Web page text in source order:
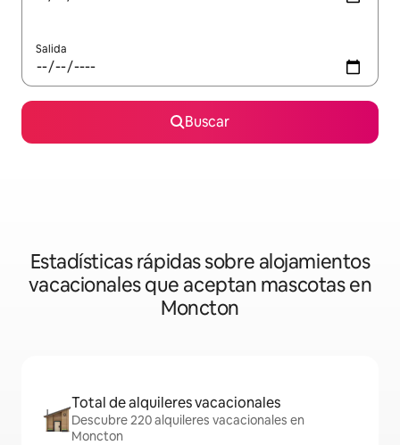
Salida
Buscar
Estadísticas rápidas sobre alojamientos
vacacionales que aceptan mascotas en
Moncton
Total de alquileres vacacionales
Descubre 220 alquileres vacacionales en
Moncton